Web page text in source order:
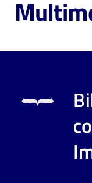
Cosa
fare
Scopri